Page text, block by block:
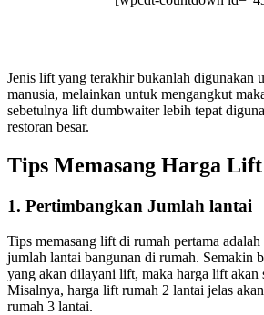
Jenis lift yang terakhir bukanlah digunakan
manusia, melainkan untuk mengangkut
sebetulnya lift dumbwaiter lebih tepat
restoran besar.
Tips Memasang Harga Lift
1. Pertimbangkan Jumlah lantai
Tips memasang lift di rumah pertama
jumlah lantai bangunan di rumah. Semakin
yang akan dilayani lift, maka harga lift akan
Misalnya, harga lift rumah 2 lantai jelas
rumah 3 lantai.